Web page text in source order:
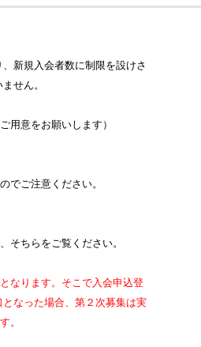
新規入会者数に制限を設けさ
せん。
用意をお願いします）
でご注意ください。
そちらをご覧ください。
なります。そこで入会申込登
なった場合、第２次募集は実
。